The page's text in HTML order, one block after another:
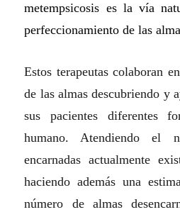
metempsicosis es la vía
perfeccionamiento de las
Estos terapeutas colaboran
de las almas descubriendo y
sus pacientes diferentes
humano. Atendiendo el
encarnadas actualmente
haciendo además una
número de almas